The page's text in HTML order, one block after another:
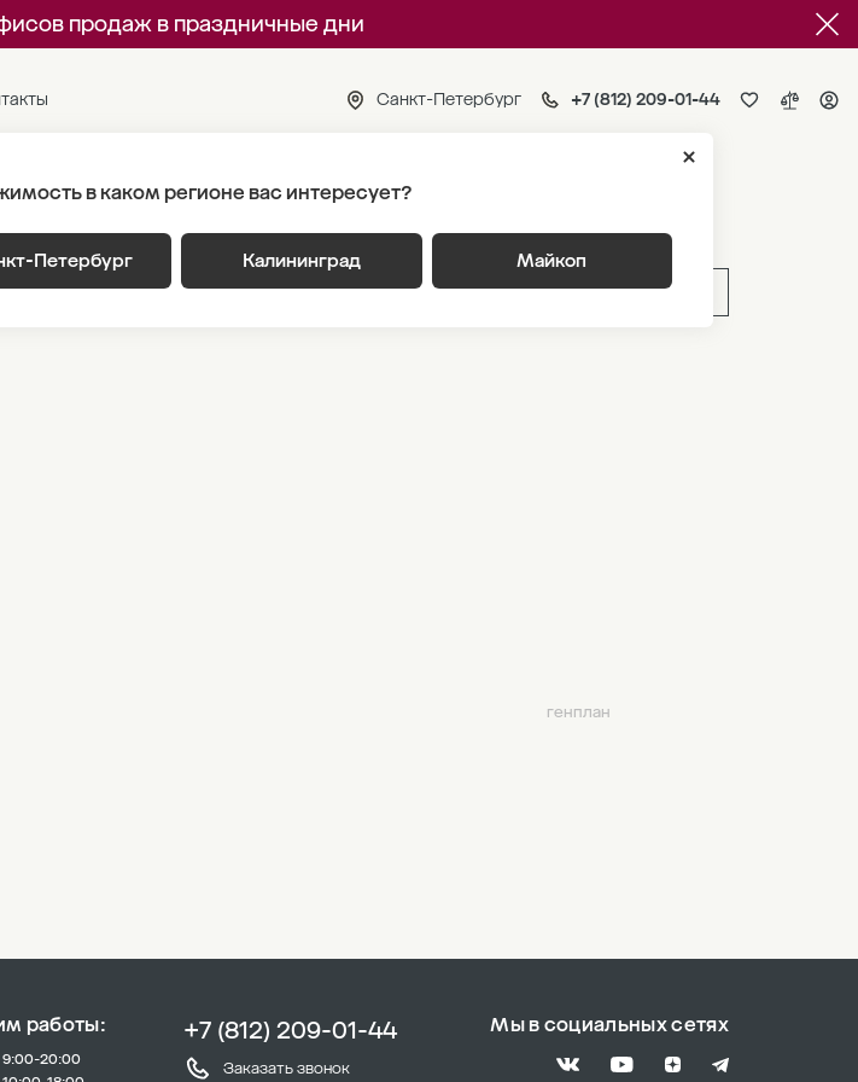
продаж в праздничные дни
Санкт-Петербург +7 (812) 209-01-44
в каком регионе вас интересует?
Петербург Калининград Майкоп
Генплан Корпус 3.2 Этаж 6 Секция 1
ВЫБРАТЬ ПО ПАРАМЕТРАМ
генплан
работы:
20:00
+7 (812) 209-01-44
Заказать звонок
Мы в социальных сетях